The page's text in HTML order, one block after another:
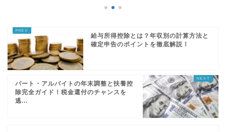
給与所得控除とは？年収別の計算方法と
確定申告のポイントを徹底解説！
パート・アルバイトの年末調整と扶養控
除完全ガイド！税金還付のチャンスを
逃...